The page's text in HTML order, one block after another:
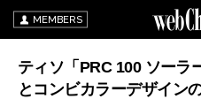
MEMBERS
ティソ「PRC 100 ソーラ
とコンビカラーデザイン